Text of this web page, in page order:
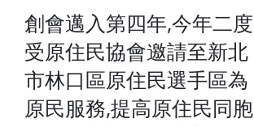
創會邁入第四年,今年二度
受原住民協會邀請至新北
市林口區原住民選手區為
原民服務,提高原住民同胞